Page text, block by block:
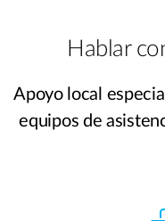
Hablar
Apoyo local
equipos de